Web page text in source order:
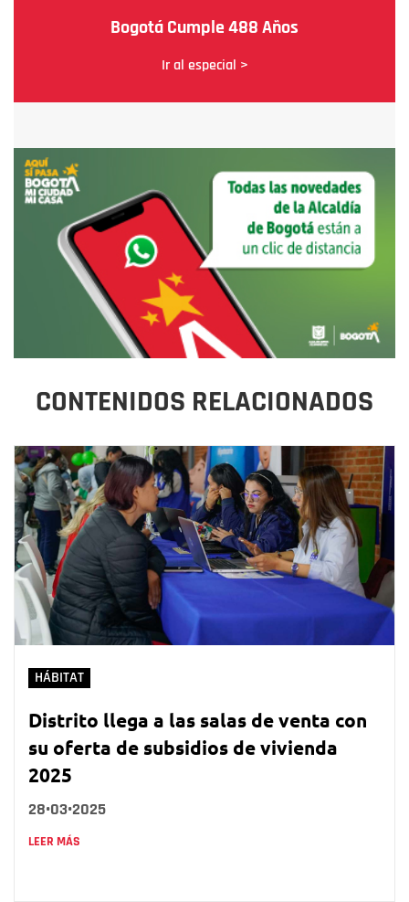
Bogotá Cumple 488 Años
Ir al especial >
CONTENIDOS RELACIONADOS
HÁBITAT
Distrito llega a las salas de venta con
su oferta de subsidios de vivienda
2025
28•03•2025
LEER MÁS